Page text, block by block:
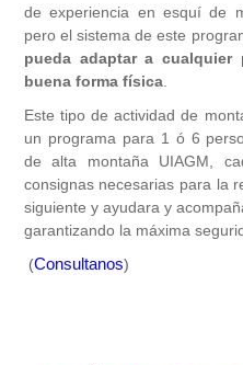
de experiencia en esquí de
pero el sistema de este
pueda adaptar a
buena forma física.
Este tipo de actividad de
un programa para 1 ó 6
de alta montaña UIAGM,
consignas necesarias para la
siguiente y ayudara y
garantizando la máxima
(Consultanos)